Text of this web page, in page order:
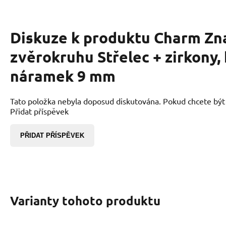
Diskuze k produktu Charm
zvěrokruhu Střelec + zirkony,
náramek 9 mm
Tato položka nebyla doposud diskutována. Pokud chcete
Přidat příspěvek
PŘIDAT PŘÍSPĚVEK
Varianty tohoto produktu